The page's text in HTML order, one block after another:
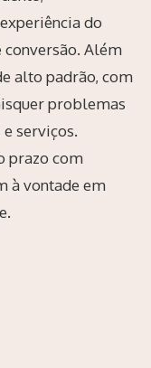
do
conversão. Além
alto padrão, com
problemas
serviços.
prazo com
à vontade em